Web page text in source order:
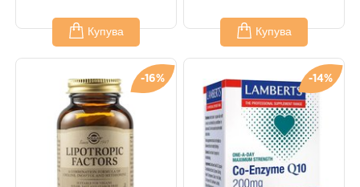
Купува Купува
-16% -14%